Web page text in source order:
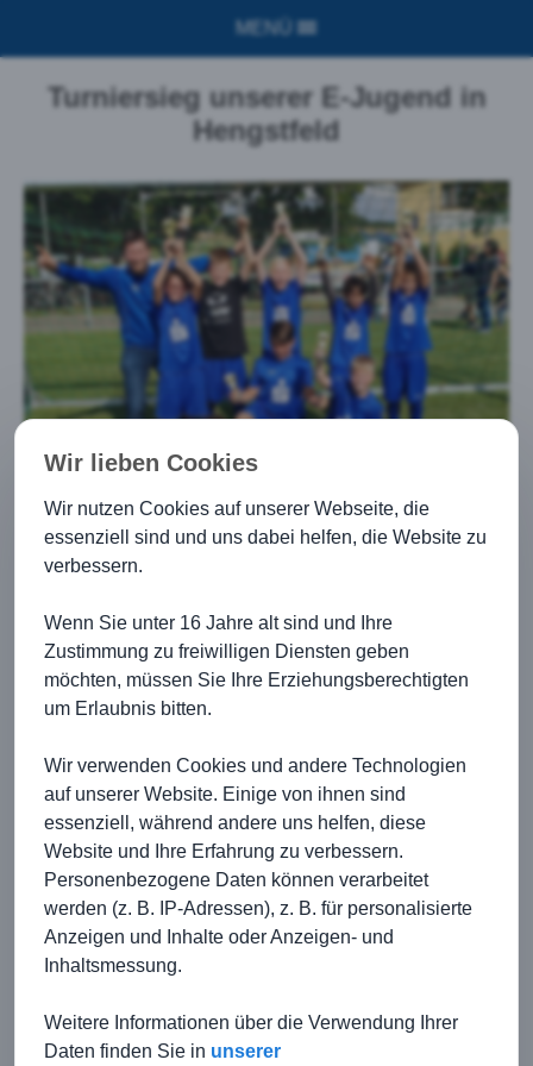
MENÜ
Turniersieg unserer E-Jugend in
Hengstfeld
mit einem 1:0 gegen Hengstfeld 2 wieder ins Turnier.
Nachdem Rot am See mit zwei Mannschaften nicht zum
Turnier antrat, gab es eine spontane Rückrunde. Die
Schwächen der Vorrunde galt es nun wettzumachen.
Durch einen Sieg in letzter Sekunde gegen Hengstfeld 1
auch noch Ilshofen schlugen, die zu diesem Zeitpunkt
noch vor uns lagen, musste man im letzten Spiel
gewinnen um Turniersieger zu werden. Vier Minuten vor
Ende der letzten Partie gegen Hengstfeld 2 erzielten wir
dann das erlösende 1:0. Nach dem 2:0 Endstand war die
Freude riesengroß.
Es spielten: Ole Böck im Tor; Elias Wagner (2 Tore);
Arthur Denisenko (1 Tor); Damian Möbius (1 Tor); Leon
Jüngling (1 Tor); Jeremie Kochendörfer (1 Tor); Fabian
Levi Franz wurde zum besten Feldspieler
Wir lieben Cookies
Wir nutzen Cookies auf unserer Webseite, die
essenziell sind und uns dabei helfen, die Website zu
verbessern.
Wenn Sie unter 16 Jahre alt sind und Ihre
Zustimmung zu freiwilligen Diensten geben
möchten, müssen Sie Ihre Erziehungsberechtigten
um Erlaubnis bitten.
Wir verwenden Cookies und andere Technologien
auf unserer Website. Einige von ihnen sind
essenziell, während andere uns helfen, diese
Website und Ihre Erfahrung zu verbessern.
Personenbezogene Daten können verarbeitet
werden (z. B. IP-Adressen), z. B. für personalisierte
Anzeigen und Inhalte oder Anzeigen- und
Inhaltsmessung.
Weitere Informationen über die Verwendung Ihrer
Daten finden Sie in unserer